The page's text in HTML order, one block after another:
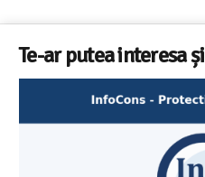
Te-ar putea interesa și